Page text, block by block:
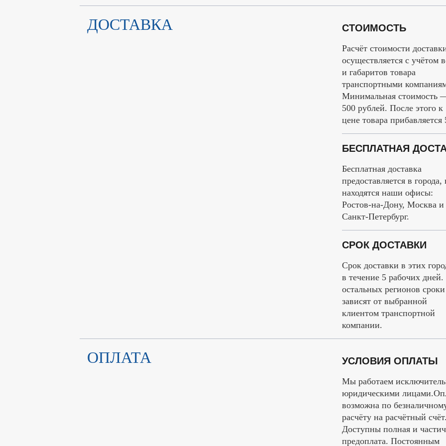
ДОСТАВКА СТОИМОСТЬ
Расчёт стоимости
осуществляется с учётом
и габаритов товара
транспортными
Минимальная стоимость
500 рублей. После этого к
цене товара прибавляется
БЕСПЛАТНАЯ
Бесплатная доставка
предоставляется в города,
находятся наши офисы:
Ростов-на-Дону, Москва и
Санкт-Петербург.
СРОК ДОСТАВКИ
Срок доставки в этих
в течение 5 рабочих
остальных регионов сроки
зависят от выбранной
клиентом транспортной
компании.
ОПЛАТА УСЛОВИЯ ОПЛАТЫ
Мы работаем
юридическими
возможна по
расчёту на расчётный
Доступны полная и
предоплата. Постоянным